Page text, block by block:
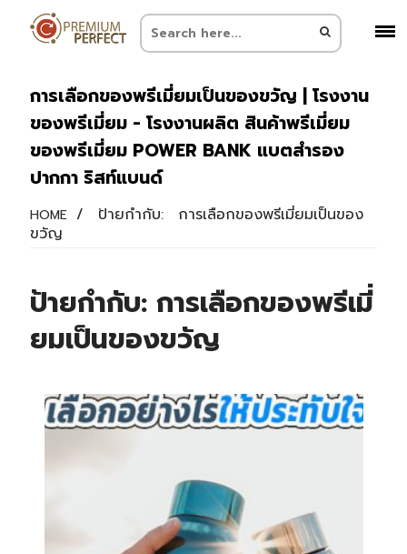
การเลือกของพรีเมี่ยมเป็นของขวัญ | โรงงาน
ของพรีเมี่ยม - โรงงานผลิต สินค้าพรีเมี่ยม
ของพรีเมี่ยม POWER BANK แบตสำรอง
ปากกา ริสท์แบนด์
HOME / ป้ายกำกับ:
การเลือกของพรีเมี่ยมเป็นของ
ขวัญ
ป้ายกำกับ: การเลือกของพรีเมี่
ยมเป็นของขวัญ